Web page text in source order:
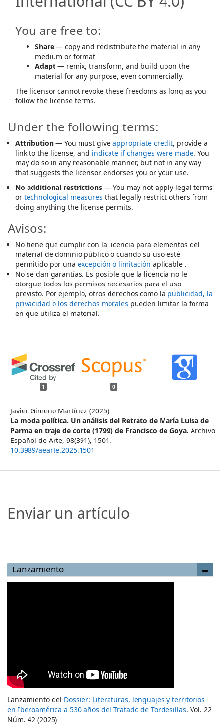
You are free to:
Share — copy and redistribute the material in any
medium or format
Adapt — remix, transform, and build upon the
material for any purpose, even commercially.
The licensor cannot revoke these freedoms as long as you
follow the license terms.
Under the following terms:
Attribution — You must give appropriate credit, provide a
link to the license, and indicate if changes were made. You
may do so in any reasonable manner, but not in any way
that suggests the licensor endorses you or your use.
No additional restrictions — You may not apply legal terms
or technological measures that legally restrict others from
doing anything the license permits.
Avisos:
No tiene que cumplir con la licencia para elementos del
material de dominio público o cuando su uso esté
permitido por una excepción o limitación aplicable .
No se dan garantías. Es posible que la licencia no le
otorgue todos los permisos necesarios para el uso
previsto. Por ejemplo, otros derechos como la publicidad, la
privacidad o los derechos morales pueden limitar la forma
en que utiliza el material.
1 0
Javier Gimeno Martínez (2025)
La moda política. Un análisis del Retrato de María Luisa de
Parma en traje de corte (1799) de Francisco de Goya. Archivo
Español de Arte, 98(391), 1501.
10.3989/aearte.2025.1501
Enviar un artículo
Lanzamiento
Lanzamiento del Dossier: Literaturas, lenguajes y territorios
en Iberoamérica a 530 años del Tratado de Tordesillas. Vol. 22
Núm. 42 (2025)